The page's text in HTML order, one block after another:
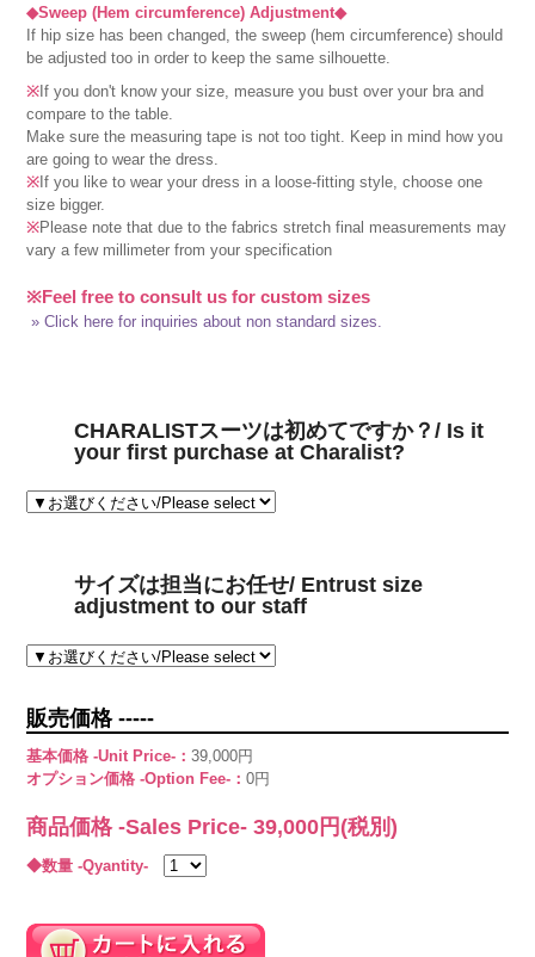
◆Sweep (Hem circumference) Adjustment◆
If hip size has been changed, the sweep (hem circumference) should
be adjusted too in order to keep the same silhouette.
※ If you don't know your size, measure you bust over your bra and
compare to the table.
Make sure the measuring tape is not too tight. Keep in mind how you
are going to wear the dress.
※ If you like to wear your dress in a loose-fitting style, choose one
size bigger.
※Please note that due to the fabrics stretch final measurements may
vary a few millimeter from your specification
※Feel free to consult us for custom sizes
» Click here for inquiries about non standard sizes.
CHARALISTスーツは初めてですか？/ Is it
your first purchase at Charalist?
サイズは担当にお任せ/ Entrust size
adjustment to our staff
販売価格 -----
基本価格 -Unit Price-：39,000円
オプション価格 -Option Fee-：0円
商品価格 -Sales Price-39,000 円(税別)
◆数量 -Qyantity-